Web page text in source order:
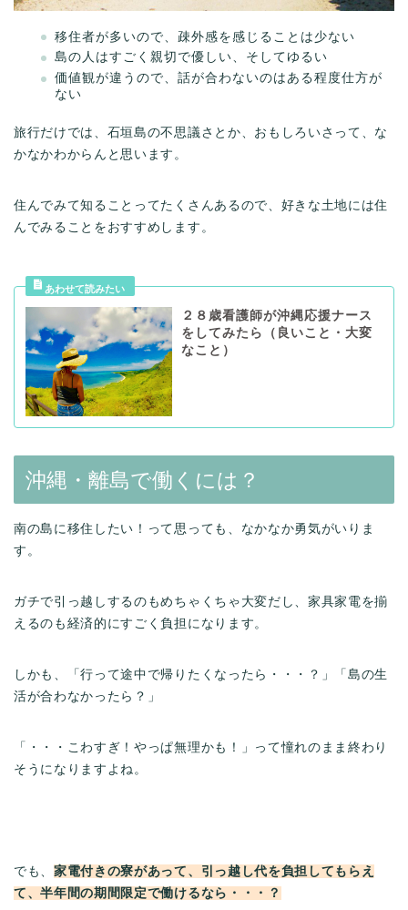
移住者が多いので、疎外感を感じることは少ない
島の人はすごく親切で優しい、そしてゆるい
価値観が違うので、話が合わないのはある程度仕方が
ない
旅行だけでは、石垣島の不思議さとか、おもしろいさって、な
かなかわからんと思います。
住んでみて知ることってたくさんあるので、好きな土地には住
んでみることをおすすめします。
２８歳看護師が沖縄応援ナース
をしてみたら（良いこと・大変
なこと）
沖縄・離島で働くには？
南の島に移住したい！って思っても、なかなか勇気がいりま
す。
ガチで引っ越しするのもめちゃくちゃ大変だし、家具家電を揃
えるのも経済的にすごく負担になります。
しかも、「行って途中で帰りたくなったら・・・？」「島の生
活が合わなかったら？」
「・・・こわすぎ！やっぱ無理かも！」って憧れのまま終わり
そうになりますよね。
でも、家電付きの寮があって、引っ越し代を負担してもらえ
て、半年間の期間限定で働けるなら・・・？